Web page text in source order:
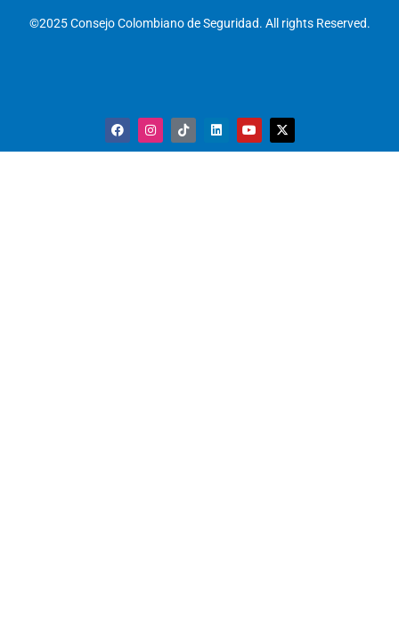
©2025 Consejo Colombiano de Seguridad. All rights Reserved.
F
a
c
I
n
s
T
i
k
L
i
Y
o
u
X
-
t